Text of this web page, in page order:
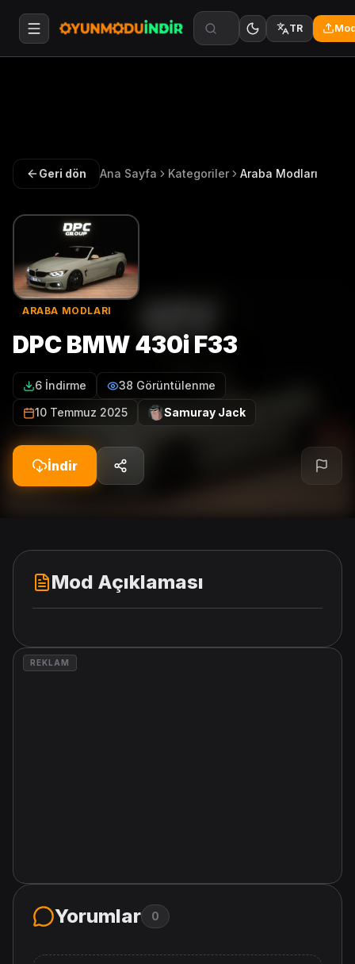
TR
Geri dön Ana Sayfa Kategoriler Araba Modları
ARABA MODLARI
DPC BMW 430i F33
6 İndirme
38 Görüntülenme
10 Temmuz 2025
Samuray Jack
İndir
Mod Açıklaması
REKLAM
Yorumlar 0